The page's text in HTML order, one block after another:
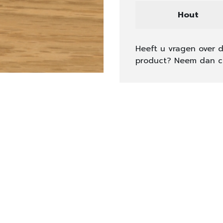
Hout
Heeft u vragen over
product? Neem dan